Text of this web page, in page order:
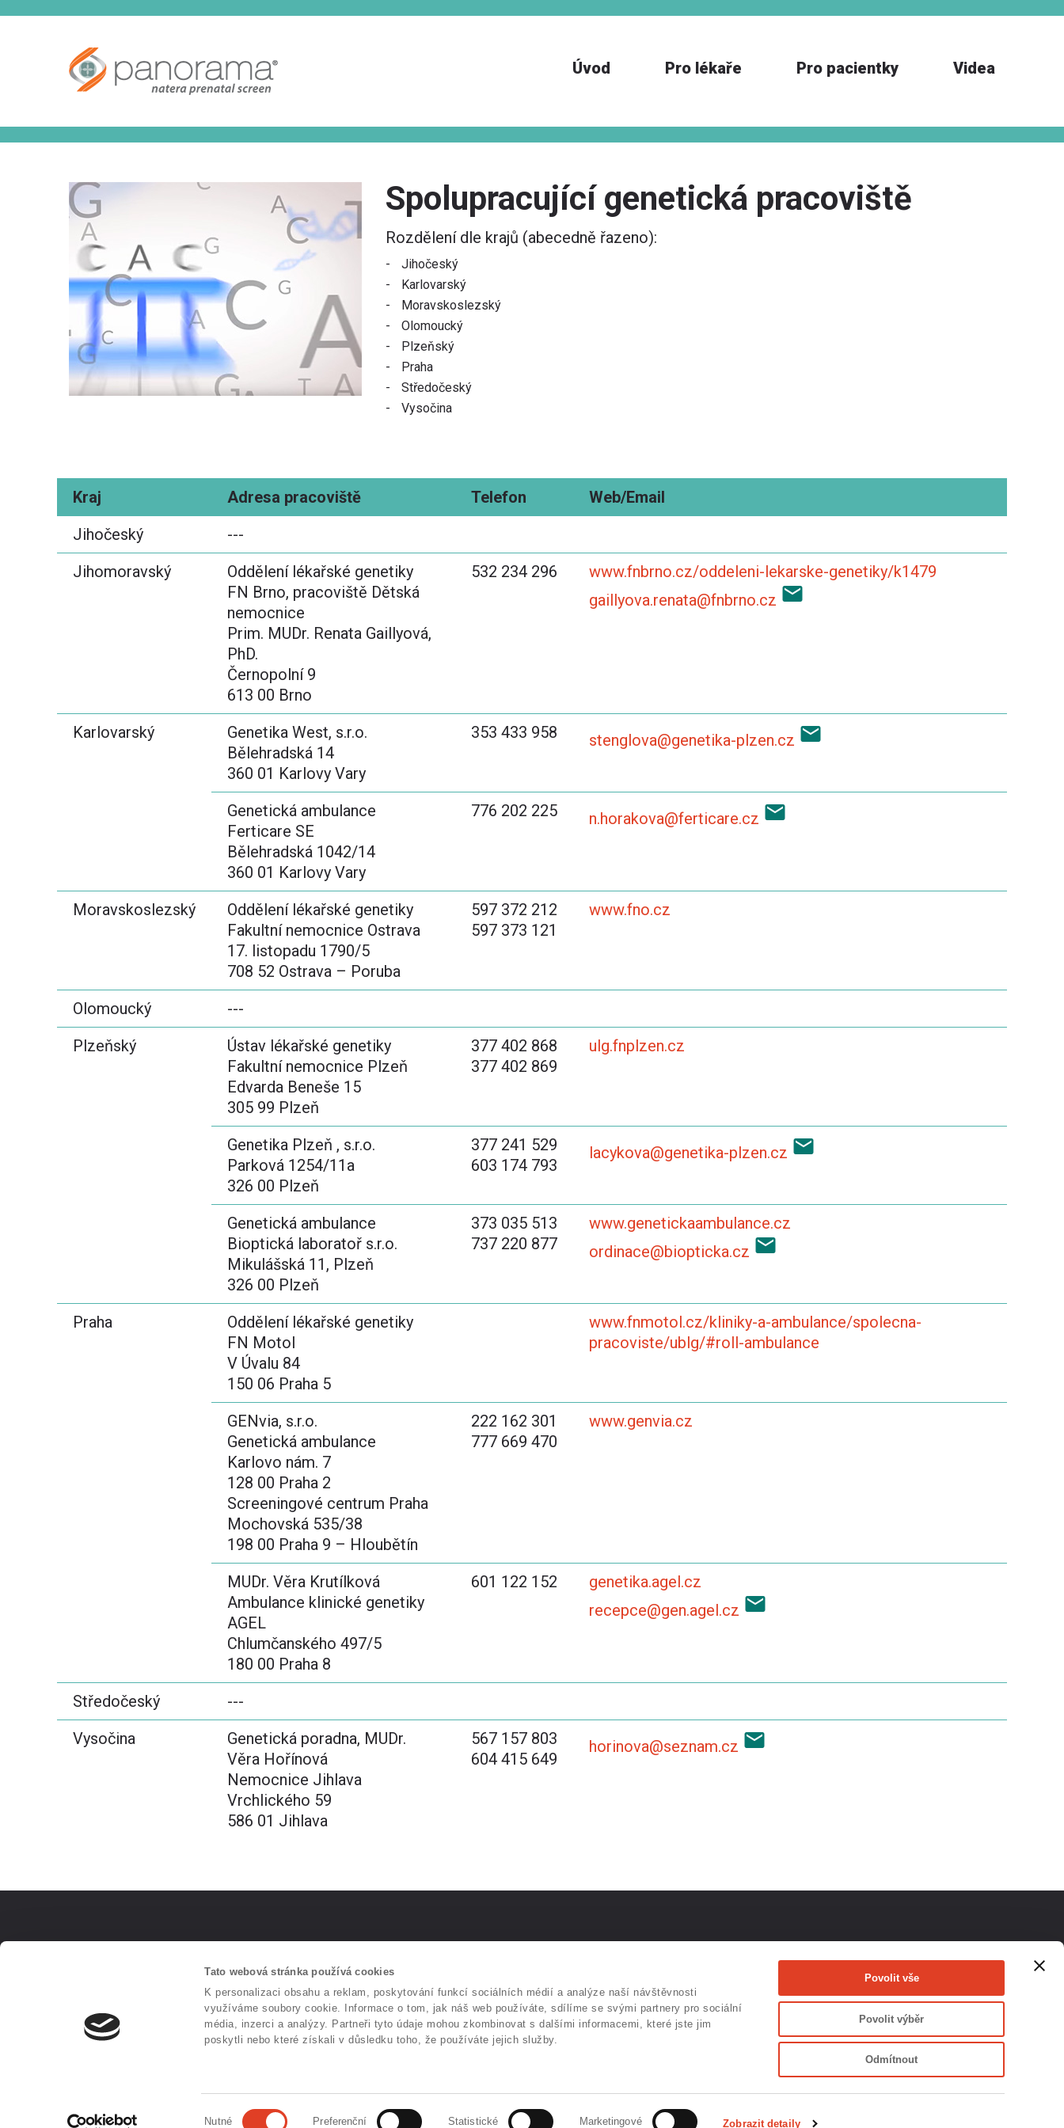
Tato webová stránka používá cookies
K personalizaci obsahu a reklam, poskytování funkcí sociálních médií a analýze naší návštěvnosti
využíváme soubory cookie. Informace o tom, jak náš web používáte, sdílíme se svými partnery pro sociální
média, inzerci a analýzy. Partneři tyto údaje mohou zkombinovat s dalšími informacemi, které jste jim
poskytli nebo které získali v důsledku toho, že používáte jejich služby.
Nutné Preferenční Statistické Marketingové Zobrazit detaily
Povolit vše
Povolit výběr
Odmítnout
Úvod Pro lékaře Pro pacientky Videa
Spolupracující genetická pracoviště
Rozdělení dle krajů (abecedně řazeno):
Jihočeský
Karlovarský
Moravskoslezský
Olomoucký
Plzeňský
Praha
Středočeský
Vysočina
Kraj Adresa pracoviště Telefon
Web/Email
Jihočeský
---
Jihomoravský
Oddělení lékařské genetiky
FN Brno, pracoviště Dětská
nemocnice
Prim. MUDr. Renata Gaillyová,
PhD.
Černopolní 9
613 00 Brno
532 234 296
www.fnbrno.cz/oddeleni-lekarske-genetiky/k1479
gaillyova.renata@fnbrno.cz
Karlovarský
Genetika West, s.r.o.
Bělehradská 14
360 01 Karlovy Vary
353 433 958 stenglova@genetika-plzen.cz
Genetická ambulance
Ferticare SE
Bělehradská 1042/14
360 01 Karlovy Vary
776 202 225 n.horakova@ferticare.cz
Moravskoslezský
Oddělení lékařské genetiky
Fakultní nemocnice Ostrava
17. listopadu 1790/5
708 52 Ostrava – Poruba
597 372 212
597 373 121
www.fno.cz
Olomoucký
---
Plzeňský
Ústav lékařské genetiky
Fakultní nemocnice Plzeň
Edvarda Beneše 15
305 99 Plzeň
377 402 868
377 402 869
ulg.fnplzen.cz
Genetika Plzeň , s.r.o.
Parková 1254/11a
326 00 Plzeň
377 241 529
603 174 793
lacykova@genetika-plzen.cz
Genetická ambulance
Bioptická laboratoř s.r.o.
Mikulášská 11, Plzeň
326 00 Plzeň
373 035 513
737 220 877
www.genetickaambulance.cz
ordinace@biopticka.cz
Praha
Oddělení lékařské genetiky
FN Motol
V Úvalu 84
150 06 Praha 5
www.fnmotol.cz/kliniky-a-ambulance/spolecna-
pracoviste/ublg/#roll-ambulance
GENvia, s.r.o.
Genetická ambulance
Karlovo nám. 7
128 00 Praha 2
Screeningové centrum Praha
Mochovská 535/38
198 00 Praha 9 – Hloubětín
222 162 301
777 669 470
www.genvia.cz
MUDr. Věra Krutílková
Ambulance klinické genetiky
AGEL
Chlumčanského 497/5
180 00 Praha 8
601 122 152
genetika.agel.cz
recepce@gen.agel.cz
Středočeský
---
Vysočina
Genetická poradna, MUDr.
Věra Hořínová
Nemocnice Jihlava
Vrchlického 59
586 01 Jihlava
567 157 803
604 415 649
horinova@seznam.cz
CYTOLOGIE | BIOPSIE | MOLEKULÁRNÍ GENETIKA
Mikulášské nám.4
326 00 Plzeň
Telefon: +420 373 035 500
Webu
Facebooku